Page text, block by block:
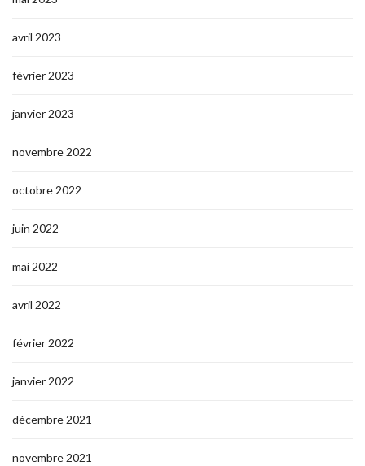
avril 2023
février 2023
janvier 2023
novembre 2022
octobre 2022
juin 2022
mai 2022
avril 2022
février 2022
janvier 2022
décembre 2021
novembre 2021